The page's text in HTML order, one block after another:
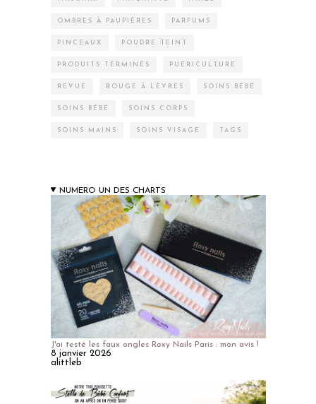
OMBRES À PAUPIÈRES PARFUMS
PINCEAUX POUDRE TEINT
PRODUITS TERMINÉS PUÉRICULTURE
REVUE ROUGE À LÈVRES SOINS BÉBÉ
SOINS BÉBÉ SOINS CORPS
SOINS MAINS SOINS VISAGE TAGS
NUMERO UN DES CHARTS
J'ai testé les faux ongles Roxy Nails Paris : mon avis !
8 janvier 2026
alittleb